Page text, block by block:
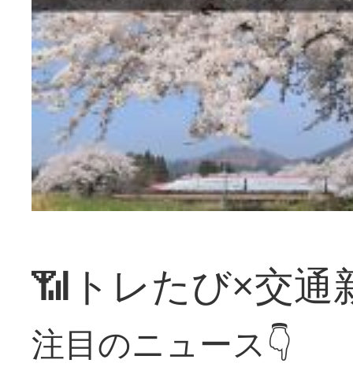
📶トレたび×交通
注目のニュース👇